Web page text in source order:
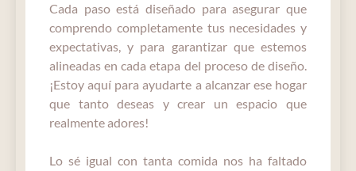
Cada paso está diseñado para asegurar que
comprendo completamente tus necesidades y
expectativas, y para garantizar que estemos
alineadas en cada etapa del proceso de diseño.
¡Estoy aquí para ayudarte a alcanzar ese hogar
que tanto deseas y crear un espacio que
realmente adores!
Lo sé igual con tanta comida nos ha faltado